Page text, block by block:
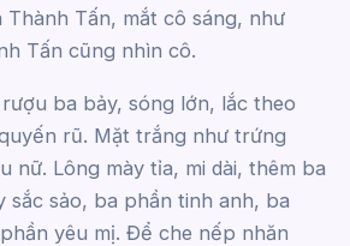
Tấn, mắt cô sáng, như
Tấn cũng nhìn cô.
ba bảy, sóng lớn, lắc theo
rũ. Mặt trắng như trứng
nữ. Lông mày tỉa, mi dài, thêm ba
sắc sảo, ba phần tinh anh, ba
yêu mị. Để che nếp nhăn